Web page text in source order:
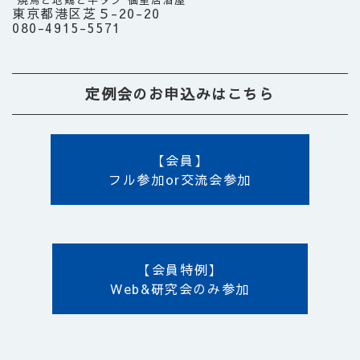
東京都港区芝５-20-20
080-4915-5571
定例会のお申込みはこちら
【会員】
フル参加or交流会参加
【会員特例】
Web&研究会のみ参加